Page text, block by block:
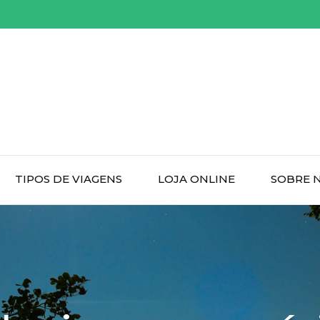
TIPOS DE VIAGENS LOJA ONLINE SOBRE